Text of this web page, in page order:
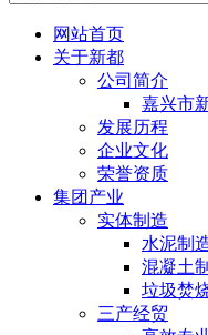
网站首页
关于新都
公司简介
嘉兴市
发展历程
企业文化
荣誉资质
集团产业
实体制造
水泥制
混凝土
垃圾焚
三产经贸